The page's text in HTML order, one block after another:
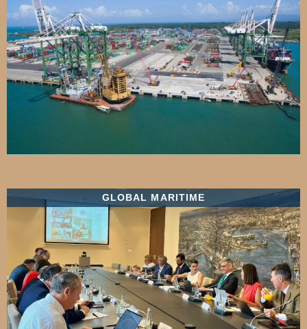
GLOBAL MARITIME